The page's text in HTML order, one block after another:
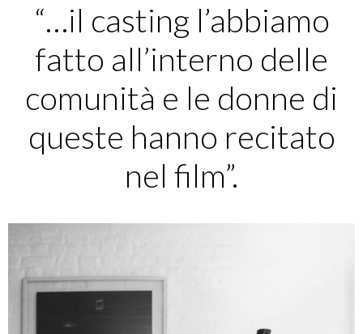
“…il casting l’abbiamo
fatto all’interno delle
comunità e le donne di
queste hanno recitato
nel film”.